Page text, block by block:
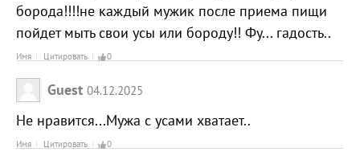
борода!!!!не каждый мужик после приема пищи
пойдет мыть свои усы или бороду!! Фу... гадость..
Имя Цитировать 0
Guest 04.12.2025
Не нравится...Мужа с усами хватает..
Имя Цитировать 0